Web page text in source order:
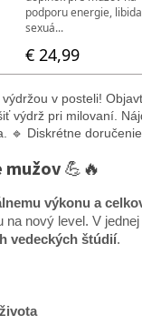
v posteli!
výdrž pri milovaní.
Diskrétne
mužov💪🔥
výkonu a
nový level. V
vedeckých štúdií.